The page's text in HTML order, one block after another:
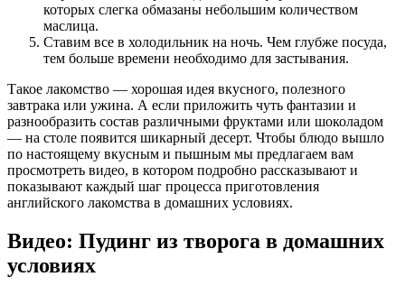
которых слегка обмазаны небольшим количеством
маслица.
Ставим все в холодильник на ночь. Чем глубже посуда,
тем больше времени необходимо для застывания.
Такое лакомство — хорошая идея вкусного, полезного
завтрака или ужина. А если приложить чуть фантазии и
разнообразить состав различными фруктами или шоколадом
— на столе появится шикарный десерт. Чтобы блюдо вышло
по настоящему вкусным и пышным мы предлагаем вам
просмотреть видео, в котором подробно рассказывают и
показывают каждый шаг процесса приготовления
английского лакомства в домашних условиях.
Видео: Пудинг из творога в домашних
условиях